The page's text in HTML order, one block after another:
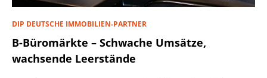
DIP DEUTSCHE IMMOBILIEN-PARTNER
B-Büromärkte – Schwache Umsätze,
wachsende Leerstände